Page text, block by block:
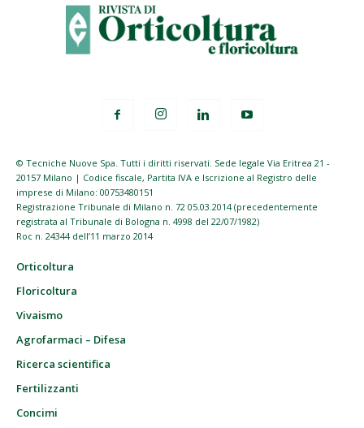
© Tecniche Nuove Spa. Tutti i diritti riservati. Sede legale Via Eritrea 21 -
20157 Milano | Codice fiscale, Partita IVA e Iscrizione al Registro delle
imprese di Milano: 00753480151
Registrazione Tribunale di Milano n. 72 05.03.2014 (precedentemente
registrata al Tribunale di Bologna n. 4998 del 22/07/1982)
Roc n. 24344 dell’11 marzo 2014
Orticoltura
Floricoltura
Vivaismo
Agrofarmaci – Difesa
Ricerca scientifica
Fertilizzanti
Concimi